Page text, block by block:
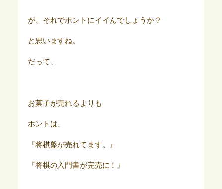
が、それでホントにイイんでしょうか？
と思いますね。
だって、
お菓子が売れるよりも
ホントは、
『将棋盤が売れてます。』
『将棋の入門書が完売に！』